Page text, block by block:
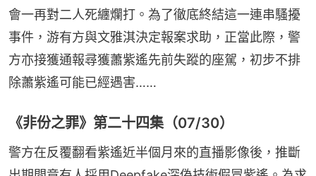
會一再對二人死纏爛打。為了徹底終結這一連串騷擾
事件，游有方與文雅淇決定報案求助，正當此際，警
方亦接獲通報尋獲蕭紫遙先前失蹤的座駕，初步不排
除蕭紫遙可能已經遇害……
《非份之罪》第二十四集（07/30）
警方在反覆翻看紫遙近半個月來的直播影像後，推斷